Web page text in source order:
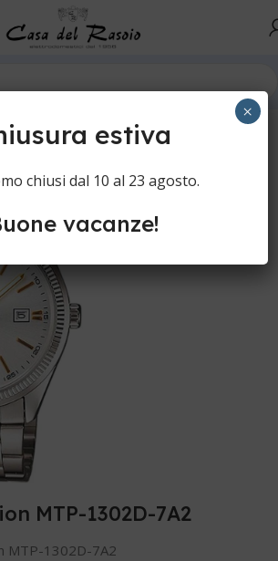
MTP-1302D-7A2
MTP-1302D-7A2
estiva
chiusi dal 10 al 23 agosto.
vacanze!
×